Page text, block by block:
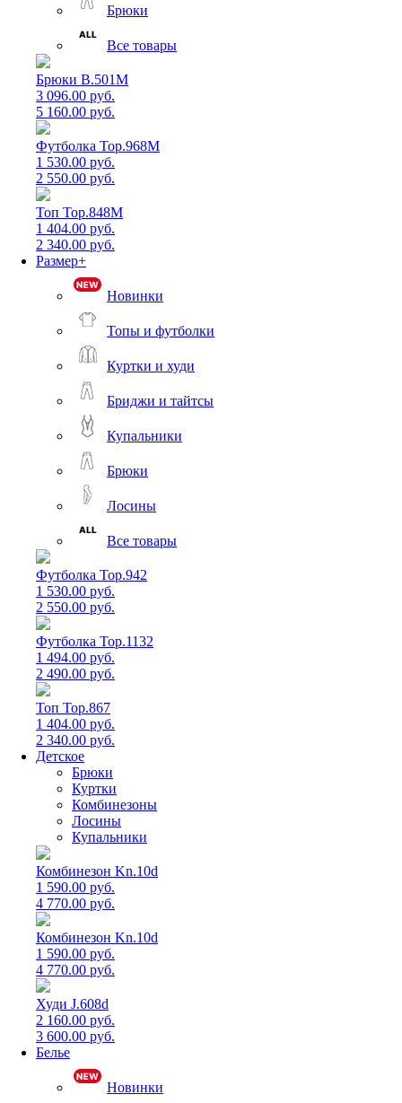
Брюки
Все товары
Брюки B.501M
3 096.00 руб.
5 160.00 руб.
Футболка Top.968M
1 530.00 руб.
2 550.00 руб.
Топ Top.848M
1 404.00 руб.
2 340.00 руб.
Размер+
Новинки
Топы и футболки
Куртки и худи
Бриджи и тайтсы
Купальники
Брюки
Лосины
Все товары
Футболка Top.942
1 530.00 руб.
2 550.00 руб.
Футболка Top.1132
1 494.00 руб.
2 490.00 руб.
Топ Top.867
1 404.00 руб.
2 340.00 руб.
Детское
Брюки
Куртки
Комбинезоны
Лосины
Купальники
Комбинезон Kn.10d
1 590.00 руб.
4 770.00 руб.
Комбинезон Kn.10d
1 590.00 руб.
4 770.00 руб.
Худи J.608d
2 160.00 руб.
3 600.00 руб.
Белье
Новинки